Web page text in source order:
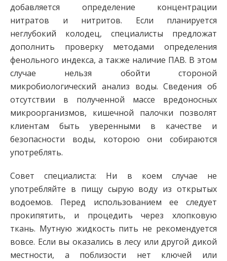
добавляется определение концентрации
нитратов и нитритов. Если планируется
неглубокий колодец, специалисты предложат
дополнить проверку методами определения
фенольного индекса, а также наличие ПАВ. В этом
случае нельзя обойти стороной
микробиологический анализ воды. Сведения об
отсутствии в полученной массе вредоносных
микроорганизмов, кишечной палочки позволят
клиентам быть уверенными в качестве и
безопасности воды, которою они собираются
употреблять.
Совет специалиста: Ни в коем случае не
употребляйте в пищу сырую воду из открытых
водоемов. Перед использованием ее следует
прокипятить, и процедить через хлопковую
ткань. Мутную жидкость пить не рекомендуется
вовсе. Если вы оказались в лесу или другой дикой
местности, а поблизости нет ключей или